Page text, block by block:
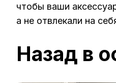
чтобы ваши
а не отвлекали на
Назад в